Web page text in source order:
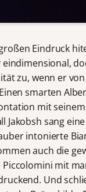
Eindruck
eindimensional,
zu, wenn er
smarten
mit
Jakobsh sang
intonierte
auch die
Piccolomini mit
Und